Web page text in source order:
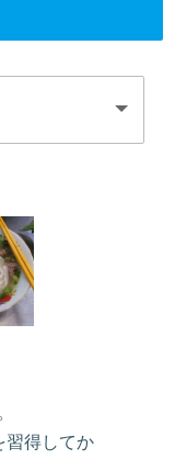
習得してか